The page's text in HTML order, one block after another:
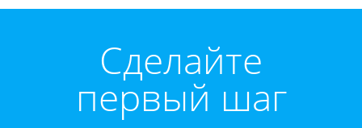
Cделайте
первый шаг